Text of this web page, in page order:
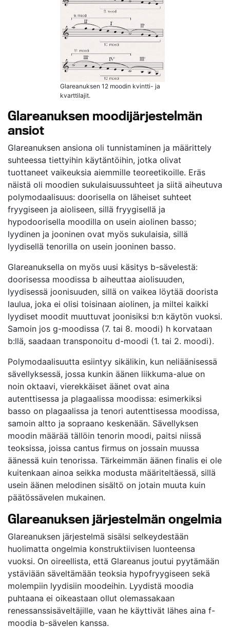
Glareanuksen 12 moodin kvintti- ja
kvarttilajit.
Glareanuksen moodijärjestelmän
ansiot
Glareanuksen ansiona oli tunnistaminen ja määrittely
suhteessa tiettyihin käytäntöihin, jotka olivat
tuottaneet vaikeuksia aiemmille teoreetikoille. Eräs
näistä oli moodien sukulaisuussuhteet ja siitä aiheutuva
polymodaalisuus: doorisella on läheiset suhteet
fryygiseen ja aioliseen, sillä fryygisellä ja
hypodoorisella moodilla on usein aiolinen basso;
lyydinen ja jooninen ovat myös sukulaisia, sillä
lyydisellä tenorilla on usein jooninen basso.
Glareanuksella on myös uusi käsitys b-sävelestä:
doorisessa moodissa b aiheuttaa aiolisuuden,
lyydisessä joonisuuden, sillä on vaikea löytää doorista
laulua, joka ei olisi toisinaan aiolinen, ja miltei kaikki
lyydiset moodit muuttuvat joonisiksi b:n käytön vuoksi.
Samoin jos g-moodissa (7. tai 8. moodi) h korvataan
b:llä, saadaan transponoitu d-moodi (1. tai 2. moodi).
Polymodaalisuutta esiintyy sikälikin, kun neliäänisessä
sävellyksessä, jossa kunkin äänen liikkuma-alue on
noin oktaavi, vierekkäiset äänet ovat aina
autenttisessa ja plagaalissa moodissa: esimerkiksi
basso on plagaalissa ja tenori autenttisessa moodissa,
samoin altto ja sopraano keskenään. Sävellyksen
moodin määrää tällöin tenorin moodi, paitsi niissä
teoksissa, joissa cantus firmus on jossain muussa
äänessä kuin tenorissa. Tärkeimmän äänen finalis ei ole
kuitenkaan ainoa seikka modusta määriteltäessä, sillä
usein äänen melodinen sisältö on jotain muuta kuin
päätössävelen mukainen.
Glareanuksen järjestelmän ongelmia
Glareanuksen järjestelmä sisälsi selkeydestään
huolimatta ongelmia konstruktiivisen luonteensa
vuoksi. On oireellista, että Glareanus joutui pyytämään
ystäviään säveltämään teoksia hypofryygiseen sekä
molempiin lyydisiin moodeihin. Lyydistä moodia
puhtaana ei oikeastaan ollut olemassakaan
renessanssisäveltäjille, vaan he käyttivät lähes aina f-
moodia b-sävelen kanssa.